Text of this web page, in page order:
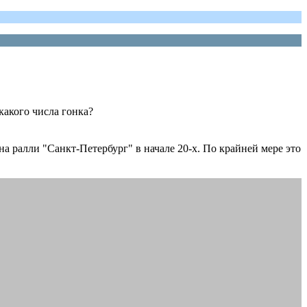
числа гонка?
ралли "Санкт-Петербург" в начале 20-х. По крайней мере это